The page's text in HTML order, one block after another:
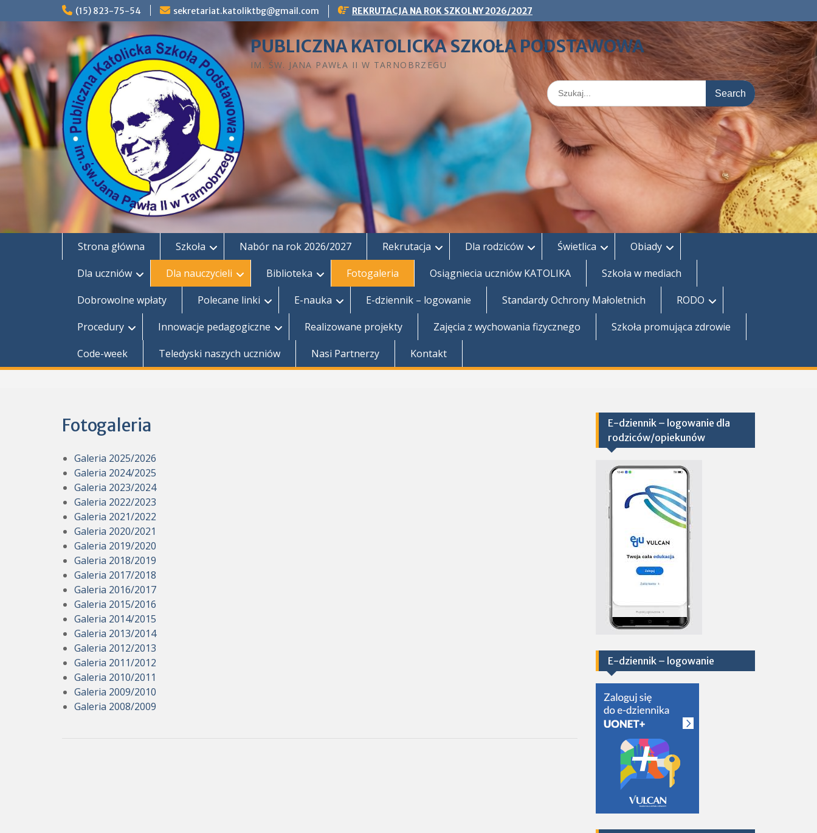
to
(15) 823-75-54 sekretariat.katoliktbg@gmail.com REKRUTACJA NA ROK SZKOLNY 2026/2027
PUBLICZNA KATOLICKA SZKOŁA PODSTAWOWA
IM. ŚW. JANA PAWŁA II W TARNOBRZEGU
Search
for:
Strona główna Szkoła Nabór na rok 2026/2027 Rekrutacja Dla rodziców Świetlica
Obiady
Dla uczniów
Dla nauczycieli Biblioteka Fotogaleria Osiągniecia uczniów KATOLIKA
Szkoła w mediach
Dobrowolne wpłaty
Polecane linki E-nauka E-dziennik – logowanie Standardy Ochrony Małoletnich
RODO
Procedury
Innowacje pedagogiczne Realizowane projekty Zajęcia z wychowania fizycznego
Szkoła promująca zdrowie
Code-week
Teledyski naszych uczniów Nasi Partnerzy Kontakt
Fotogaleria
Galeria 2025/2026
Galeria 2024/2025
Galeria 2023/2024
Galeria 2022/2023
Galeria 2021/2022
Galeria 2020/2021
Galeria 2019/2020
Galeria 2018/2019
Galeria 2017/2018
Galeria 2016/2017
Galeria 2015/2016
Galeria 2014/2015
Galeria 2013/2014
Galeria 2012/2013
Galeria 2011/2012
Galeria 2010/2011
Galeria 2009/2010
Galeria 2008/2009
E-dziennik – logowanie dla
rodziców/opiekunów
E-dziennik – logowanie